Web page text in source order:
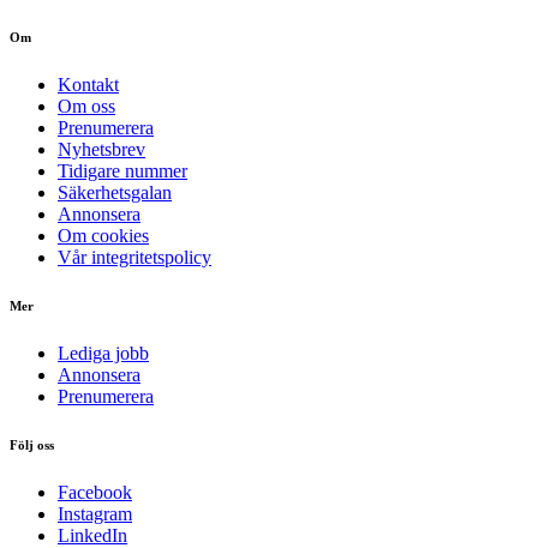
Om
Kontakt
Om oss
Prenumerera
Nyhetsbrev
Tidigare nummer
Säkerhetsgalan
Annonsera
Om cookies
Vår integritetspolicy
Mer
Lediga jobb
Annonsera
Prenumerera
Följ oss
Facebook
Instagram
LinkedIn